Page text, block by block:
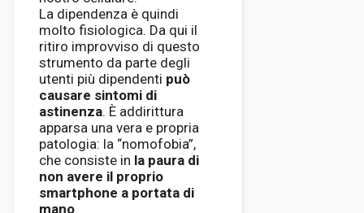
La dipendenza è quindi
molto fisiologica. Da qui il
ritiro improvviso di questo
strumento da parte degli
utenti più dipendenti può
causare sintomi di
astinenza. È addirittura
apparsa una vera e propria
patologia: la “nomofobia”,
che consiste in la paura di
non avere il proprio
smartphone a portata di
mano.